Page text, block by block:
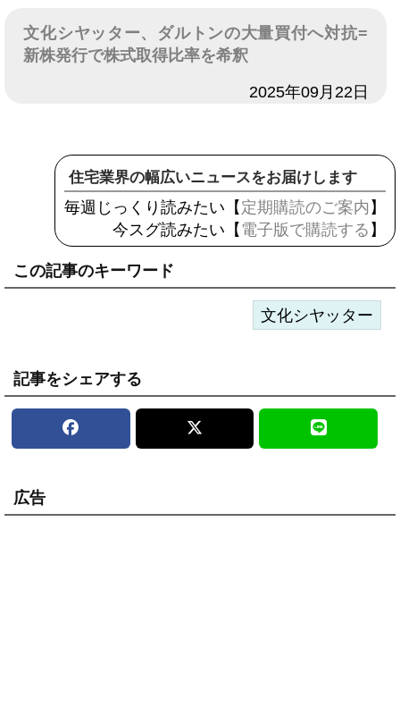
文化シヤッター、ダルトンの大量買付へ対抗=
新株発行で株式取得比率を希釈
2025年09月22日
住宅業界の幅広いニュースをお届けします
毎週じっくり読みたい【 定期購読のご案内 】
今スグ読みたい【 電子版で購読する 】
この記事のキーワード
文化シヤッター
記事をシェアする
広告